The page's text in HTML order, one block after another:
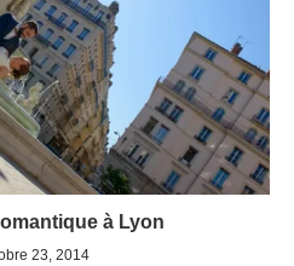
à Lyon
23, 2014